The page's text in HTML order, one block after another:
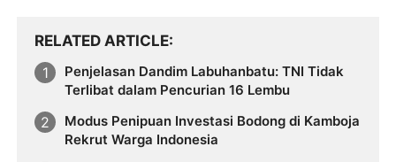
RELATED ARTICLE
Penjelasan Dandim Labuhanbatu: TNI Tidak
Terlibat dalam Pencurian 16 Lembu
Modus Penipuan Investasi Bodong di Kamboja
Rekrut Warga Indonesia